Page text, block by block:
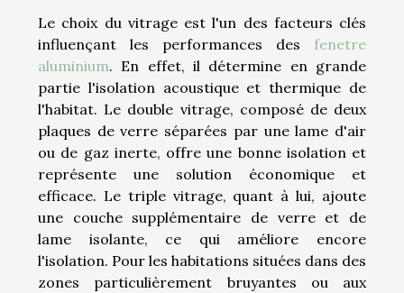
Le choix du vitrage est l'un des facteurs clés
influençant les performances des fenetre
aluminium. En effet, il détermine en grande
partie l'isolation acoustique et thermique de
l'habitat. Le double vitrage, composé de deux
plaques de verre séparées par une lame d'air
ou de gaz inerte, offre une bonne isolation et
représente une solution économique et
efficace. Le triple vitrage, quant à lui, ajoute
une couche supplémentaire de verre et de
lame isolante, ce qui améliore encore
l'isolation. Pour les habitations situées dans des
zones particulièrement bruyantes ou aux